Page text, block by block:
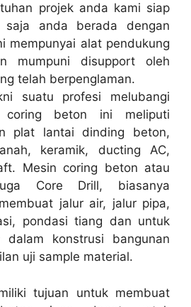
projek anda kami siap
saja anda berada dengan
mempunyai alat pendukung
mumpuni disupport oleh
telah berpenglaman.
suatu profesi melubangi
coring beton ini meliputi
plat lantai dinding beton,
keramik, ducting AC,
Mesin coring beton atau
Core Drill, biasanya
jalur air, jalur pipa,
pondasi tiang dan untuk
dalam konstrusi bangunan
uji sample material.
tujuan untuk membuat